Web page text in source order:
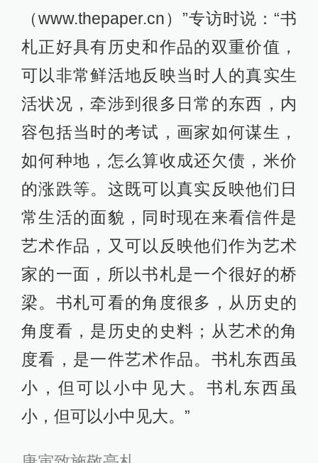
（www.thepaper.cn）”专访时说：“书
札正好具有历史和作品的双重价值，
可以非常鲜活地反映当时人的真实生
活状况，牵涉到很多日常的东西，内
容包括当时的考试，画家如何谋生，
如何种地，怎么算收成还欠债，米价
的涨跌等。这既可以真实反映他们日
常生活的面貌，同时现在来看信件是
艺术作品，又可以反映他们作为艺术
家的一面，所以书札是一个很好的桥
梁。书札可看的角度很多，从历史的
角度看，是历史的史料；从艺术的角
度看，是一件艺术作品。书札东西虽
小，但可以小中见大。书札东西虽
小，但可以小中见大。”